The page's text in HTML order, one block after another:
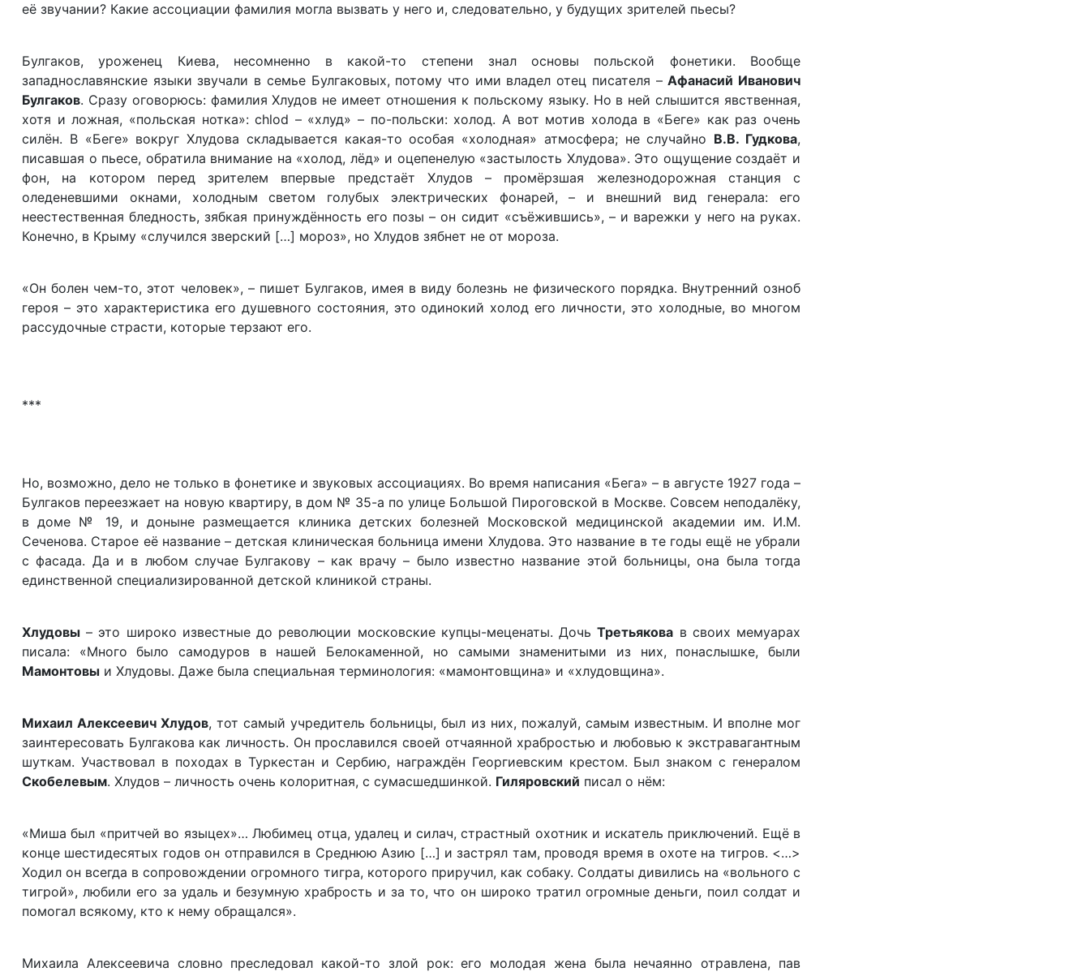
её звучании? Какие ассоциации фамилия могла вызвать у него и, следовательно, у будущих зрителей пьесы?
Булгаков, уроженец Киева, несомненно в какой-то степени знал основы польской фонетики. Вообще
западнославянские языки звучали в семье Булгаковых, потому что ими владел отец писателя –Афанасий Иванович
Булгаков. Сразу оговорюсь: фамилия Хлудов не имеет отношения к польскому языку. Но в ней слышится явственная,
хотя и ложная, «польская нотка»: chlod – «хлуд» – по-польски: холод. А вот мотив холода в «Беге» как раз очень
силён. В «Беге» вокруг Хлудова складывается какая-то особая «холодная» атмосфера; не случайно В.В. Гудкова,
писавшая о пьесе, обратила внимание на «холод, лёд» и оцепенелую «застылость Хлудова». Это ощущение создаёт и
фон, на котором перед зрителем впервые предстаёт Хлудов – промёрзшая железнодорожная станция с
оледеневшими окнами, холодным светом голубых электрических фонарей, – и внешний вид генерала: его
неестественная бледность, зябкая принуждённость его позы – он сидит «съёжившись», – и варежки у него на руках.
Конечно, в Крыму «случился зверский […] мороз», но Хлудов зябнет не от мороза.
«Он болен чем-то, этот человек», – пишет Булгаков, имея в виду болезнь не физического порядка. Внутренний озноб
героя – это характеристика его душевного состояния, это одинокий холод его личности, это холодные, во многом
рассудочные страсти, которые терзают его.
***
Но, возможно, дело не только в фонетике и звуковых ассоциациях. Во время написания «Бега» – в августе 1927 года –
Булгаков переезжает на новую квартиру, в дом № 35-а по улице Большой Пироговской в Москве. Совсем неподалёку,
в доме № 19, и доныне размещается клиника детских болезней Московской медицинской академии им. И.М.
Сеченова. Старое её название – детская клиническая больница имени Хлудова. Это название в те годы ещё не убрали
с фасада. Да и в любом случае Булгакову – как врачу – было известно название этой больницы, она была тогда
единственной специализированной детской клиникой страны.
Хлудовы – это широко известные до революции московские купцы-меценаты. ДочьТретьякова в своих мемуарах
писала: «Много было самодуров в нашей Белокаменной, но самыми знаменитыми из них, понаслышке, были
Мамонтовы и Хлудовы. Даже была специальная терминология: «мамонтовщина» и «хлудовщина».
Михаил Алексеевич Хлудов, тот самый учредитель больницы, был из них, пожалуй, самым известным. И вполне мог
заинтересовать Булгакова как личность. Он прославился своей отчаянной храбростью и любовью к экстравагантным
шуткам. Участвовал в походах в Туркестан и Сербию, награждён Георгиевским крестом. Был знаком с генералом
Скобелевым. Хлудов – личность очень колоритная, с сумасшедшинкой. Гиляровский писал о нём:
«Миша был «притчей во языцех»… Любимец отца, удалец и силач, страстный охотник и искатель приключений. Ещё в
конце шестидесятых годов он отправился в Среднюю Азию […] и застрял там, проводя время в охоте на тигров. <…>
Ходил он всегда в сопровождении огромного тигра, которого приручил, как собаку. Солдаты дивились на «вольного с
тигрой», любили его за удаль и безумную храбрость и за то, что он широко тратил огромные деньги, поил солдат и
помогал всякому, кто к нему обращался».
Михаила Алексеевича словно преследовал какой-то злой рок: его молодая жена была нечаянно отравлена, пав